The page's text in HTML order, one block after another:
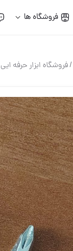
فروشگاه ها
/فروشگاه ابزار حرفه ایی